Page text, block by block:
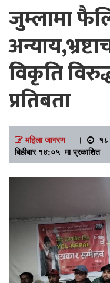
जुम्लामा
विकृति
प्रतिबता
महिला जागरण।
बिहीबार १४:०५ मा प्रकाशित